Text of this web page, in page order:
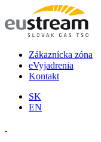
Zákaznícka zóna
eVyjadrenia
Kontakt
SK
EN